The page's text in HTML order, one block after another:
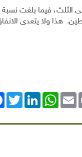
الثلث، فيما بلغت
من إجمالي المنشآت في فلسطين. هذا ولا
LinkedIn
WhatsAppEmail